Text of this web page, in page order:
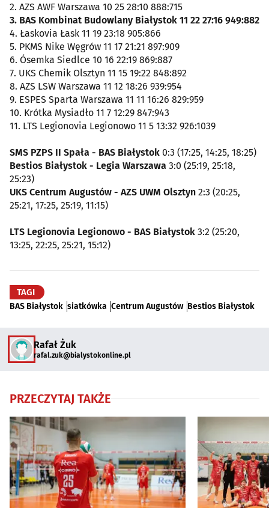
2. AZS AWF Warszawa 10 25 28:10 888:715
3. BAS Kombinat Budowlany Białystok 11 22 27:16 949:882
4. Łaskovia Łask 11 19 23:18 905:866
5. PKMS Nike Węgrów 11 17 21:21 897:909
6. Ósemka Siedlce 10 16 22:19 869:887
7. UKS Chemik Olsztyn 11 15 19:22 848:892
8. AZS LSW Warszawa 11 12 18:26 939:954
9. ESPES Sparta Warszawa 11 11 16:26 829:959
10. Krótka Mysiadło 11 7 12:29 847:943
11. LTS Legionovia Legionowo 11 5 13:32 926:1039
SMS PZPS II Spała - BAS Białystok 0:3 (17:25, 14:25, 18:25)
Bestios Białystok - Legia Warszawa 3:0 (25:19, 25:18,
25:23)
UKS Centrum Augustów - AZS UWM Olsztyn 2:3 (20:25,
25:21, 17:25, 25:19, 11:15)
LTS Legionovia Legionowo - BAS Białystok 3:2 (25:20,
13:25, 22:25, 25:21, 15:12)
TAGI
BAS Białystok siatkówka Centrum Augustów Bestios Białystok
Rafał Żuk
rafal.zuk@bialystokonline.pl
PRZECZYTAJ TAKŻE